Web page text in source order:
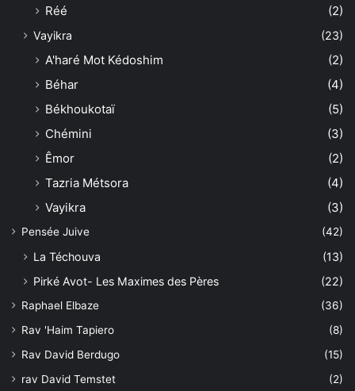
Réé
(2)
Vayikra (23)
A'haré Mot Kédoshim
(2)
Béhar
(4)
Békhoukotaï
(5)
Chémini
(3)
Êmor
(2)
Tazria Métsora
(4)
Vayikra
(3)
Pensée Juive (42)
La Téchouva
(13)
Pirké Avot- Les Maximes des Pères
(22)
Raphael Elbaze
(36)
Rav 'Haim Tapiero
(8)
Rav David Berdugo
(15)
rav David Temstet
(2)